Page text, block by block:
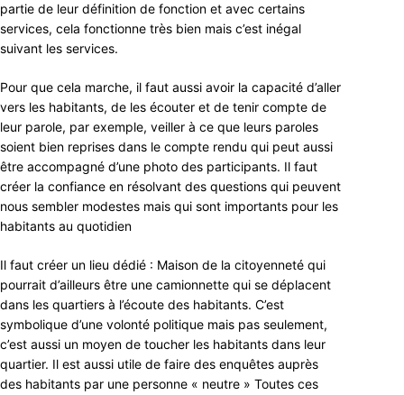
partie de leur définition de fonction et avec certains
services, cela fonctionne très bien mais c’est inégal
suivant les services.
Pour que cela marche, il faut aussi avoir la capacité d’aller
vers les habitants, de les écouter et de tenir compte de
leur parole, par exemple, veiller à ce que leurs paroles
soient bien reprises dans le compte rendu qui peut aussi
être accompagné d’une photo des participants. Il faut
créer la confiance en résolvant des questions qui peuvent
nous sembler modestes mais qui sont importants pour les
habitants au quotidien
Il faut créer un lieu dédié : Maison de la citoyenneté qui
pourrait d’ailleurs être une camionnette qui se déplacent
dans les quartiers à l’écoute des habitants. C’est
symbolique d’une volonté politique mais pas seulement,
c’est aussi un moyen de toucher les habitants dans leur
quartier. Il est aussi utile de faire des enquêtes auprès
des habitants par une personne « neutre » Toutes ces